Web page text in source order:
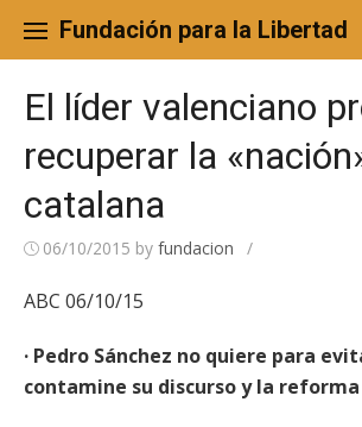
content
Fundación para la Libertad
El líder valenciano
recuperar la
catalana
06/10/2015 by fundacion /
ABC 06/10/15
· Pedro Sánchez no quiere para
contamine su discurso y la